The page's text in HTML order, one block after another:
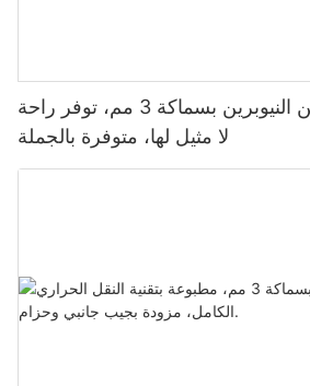
بدلة غطس فاخرة من النيوبرين بسماكة 3 مم، توفر راحة
لا مثيل لها، متوفرة بالجملة